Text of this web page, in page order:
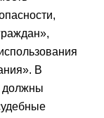
В
должны